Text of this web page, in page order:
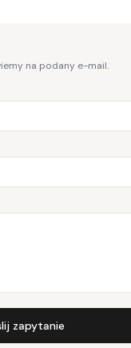
na podany e-mail.
zapytanie